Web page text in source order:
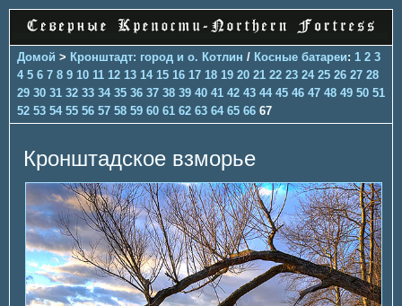
Домой > Кронштадт: город и о. Котлин / Косные батареи: 1 2 3
4 5 6 7 8 9 10 11 12 13 14 15 16 17 18 19 20 21 22 23 24 25 26 27 28
29 30 31 32 33 34 35 36 37 38 39 40 41 42 43 44 45 46 47 48 49 50 51
52 53 54 55 56 57 58 59 60 61 62 63 64 65 66 67
Кронштадское взморье